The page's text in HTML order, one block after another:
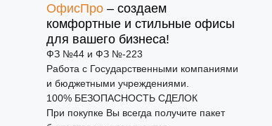
ОфисПро– создаем
комфортные и стильные офисы
для вашего бизнеса!
ФЗ №44 и ФЗ №-223
Работа с Государственными компаниями
и бюджетными учреждениями.
100% БЕЗОПАСНОСТЬ СДЕЛОК
При покупке Вы всегда получите пакет